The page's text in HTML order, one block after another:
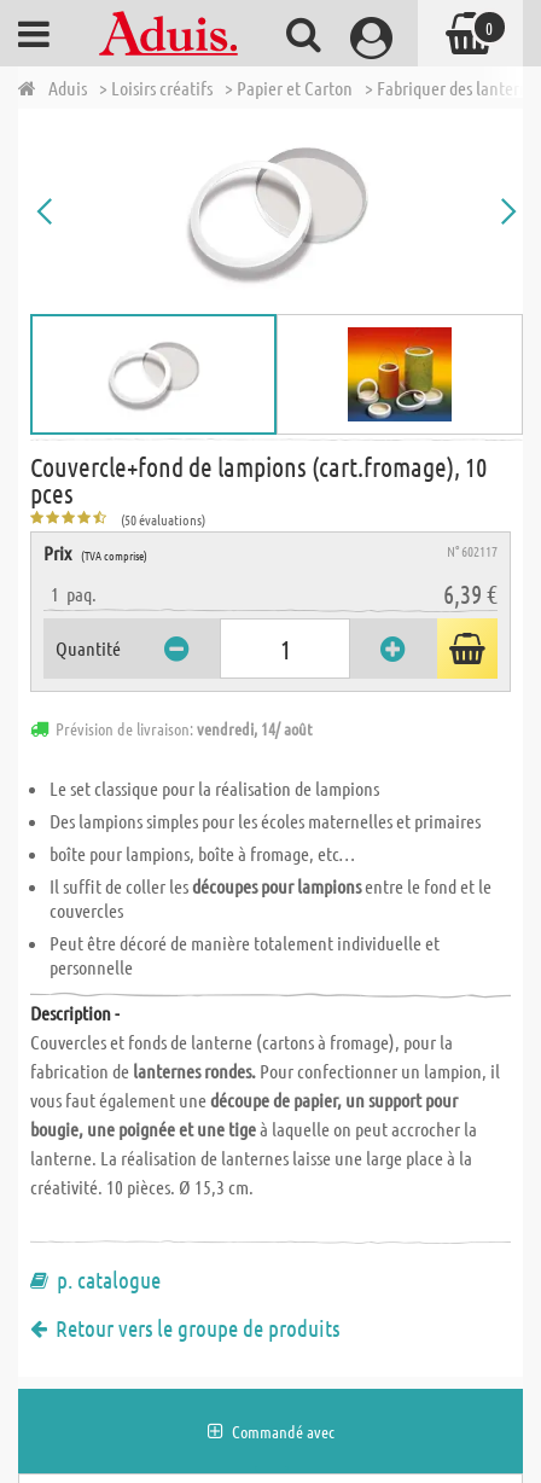
Aduis > Loisirs créatifs > Papier et Carton > Fabriquer des
Couvercle+fond de lampions (cart.fromage), 10
pces
(50 évaluations)
Prix (TVA comprise) N° 602117
1 paq. 6,39 €
Quantité
Prévision de livraison:vendredi, 14/ août
Le set classique pour la réalisation de lampions
Des lampions simples pour les écoles maternelles et primaires
boîte pour lampions, boîte à fromage, etc…
Il suffit de coller lesdécoupes pour lampionsentre le fond et le
couvercles
Peut être décoré de manière totalement individuelle et
personnelle
Description -
Couvercles et fonds de lanterne (cartons à fromage), pour la
fabrication de lanternes rondes. Pour confectionner un lampion, il
vous faut également unedécoupe de papier, un support pour
bougie, une poignée et une tigeà laquelle on peut accrocher la
lanterne. La réalisation de lanternes laisse une large place à la
créativité. 10 pièces. Ø 15,3 cm.
p. catalogue
Retour vers le groupe de produits
Commandé avec
0